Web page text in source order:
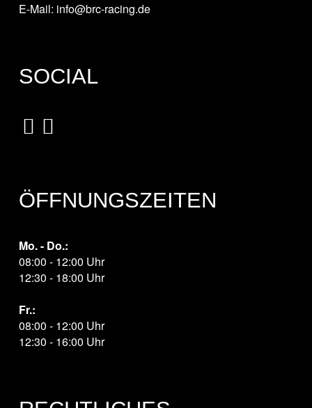
E-Mail: info@brc-racing.de
SOCIAL
ÖFFNUNGSZEITEN
Mo. - Do.:
08:00 - 12:00 Uhr
12:30 - 18:00 Uhr
Fr.:
08:00 - 12:00 Uhr
12:30 - 16:00 Uhr